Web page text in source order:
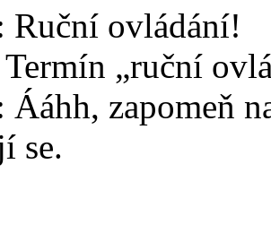
Ruční ovládání!
„ruční
zapomeň
se.